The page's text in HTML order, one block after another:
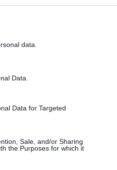
data.
Data.
Data for Targeted
Sale, and/or Sharing
the Purposes for which it